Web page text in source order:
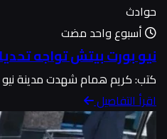
حوادث
أسبوع واحد مضت
نيو بورت بيتش تواجه
كتب: كريم همام شهدت مدينة نيو
اقرأ التفاصيل